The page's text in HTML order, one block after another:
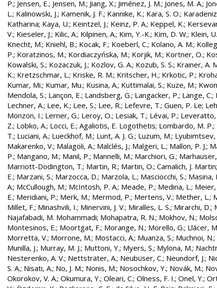
P.; Jensen, E.; Jensen, M.; Jiang, X.; Jiménez, J. M.; Jones, M. A.;
L.; Kalinowski, J.; Kamenik, J. F.; Kannike, K.; Kara, S. O.;
Katharina; Kaya, U.; Keintzel, J.; Keinz, P. A.; Keppel, K.;
V.; Kieseler, J.; Kilic, A.; Kilpinen, A.; Kim, Y.-K.; Kim, D. W.; Klein, U.
Knecht, M.; Kniehl, B.; Kocak, F.; Koeberl, C.; Kolano, A. M.;
P.; Koratzinos, M.; Kordiaczyńska, M.; Korjik, M.; Kortner, O.;
Kowalski, S.; Kozaczuk, J.; Kozlov, G. A.; Kozub, S. S.; Krainer, A.
K.; Kretzschmar, L.; Kriske, R. M.; Kritscher, H.; Krkotic, P.;
Kumar, Mi.; Kumar, Mu.; Kusina, A.; Kuttimalai, S.; Kuze, M.;
Mendola, S.; Lançon, E.; Landsberg, G.; Langacker, P.; Lange, C.;
Lechner, A.; Lee, K.; Lee, S.; Lee, R.; Lefevre, T.; Guen, P. Le;
Monzon, I.; Lerner, G.; Leroy, O.; Lesiak, T.; Lévai, P.; Leveratto,
Z.; Lobko, A.; Locci, E.; Agaliotis, E. Logothetis; Lombardo, M. P.;
T.; Luciani, A.; Lueckhof, M.; Lunt, A. J. G.; Luzum, M.; Lyubimtsev,
Makarenko, V.; Malagoli, A.; Malclés, J.; Malgeri, L.; Mallon, P. J.;
P.; Mangano, M.; Manil, P.; Mannelli, M.; Marchiori, G.;
Marriott-Dodington, T.; Martin, R.; Martin, O.; Camalich, J. Martin
E.; Marzani, S.; Marzocca, D.; Marzola, L.; Masciocchi, S.; Masina,
A.; McCullough, M.; McIntosh, P. A.; Meade, P.; Medina, L.; Meier,
E.; Meridiani, P.; Merk, M.; Mermod, P.; Mertens, V.; Mether, L.;
Millet, F.; Minashvili, I.; Minervini, J. V.; Miralles, L. S.; Mirarchi, D.;
Najafabadi, M. Mohammadi; Mohapatra, R. N.; Mokhov, N.;
Montesinos, E.; Moortgat, F.; Morange, N.; Morello, G.; Llácer,
Morretta, V.; Morrone, M.; Mostacci, A.; Muanza, S.; Muchnoi, N.;
Munilla, J.; Murray, M. J.; Muttoni, Y.; Myers, S.; Mylona, M.;
Nesterenko, A. V.; Nettsträter, A.; Neubüser, C.; Neundorf, J.;
S. A.; Nisati, A.; No, J. M.; Nonis, M.; Nosochkov, Y.; Novák, M.;
Okorokov, V. A.; Okumura, Y.; Oleari, C.; Olness, F. I.; Onel, Y.;